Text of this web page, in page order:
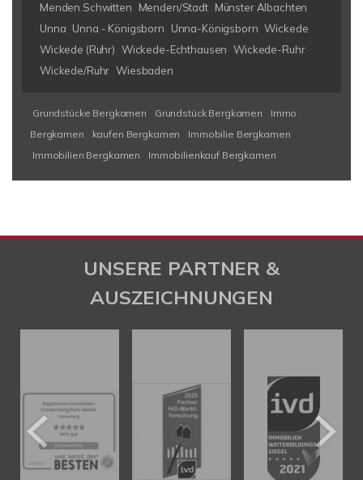
Menden.Schwitten
Menden/Stadt Münster Albachten
Unna Unna - Königsborn Unna-Königsborn Wickede
Wickede (Ruhr) Wickede-Echthausen Wickede-Ruhr
Wickede/Ruhr Wiesbaden
Grundstücke Bergkamen Grundstück Bergkamen
Immo
Bergkamen
kaufen Bergkamen
Immobilie Bergkamen
Immobilien Bergkamen
Immobilienkauf Bergkamen
UNSERE PARTNER &
AUSZEICHNUNGEN